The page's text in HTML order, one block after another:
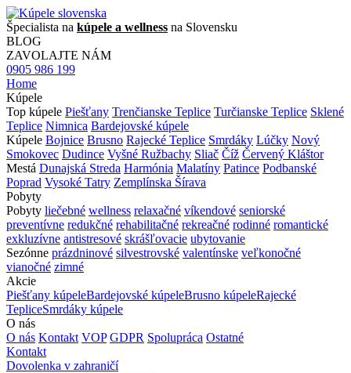
Špecialista na kúpele a wellness na Slovensku
BLOG
ZAVOLAJTE NÁM
0905 986 199
Home
Kúpele
Top kúpele Piešťany Trenčianske Teplice Turčianske Teplice Sklené
Teplice Nimnica Bardejovské kúpele
Kúpele Bojnice Brusno Rajecké Teplice Smrdáky Lúčky Nový
Smokovec Dudince Vyšné Ružbachy Sliač Číž Červený Kláštor
Mestá Dunajská Streda Harmónia Malatíny Patince Podbanské
Poprad Vysoké Tatry Zemplínska Šírava
Pobyty
Pobyty liečebné wellness relaxačné víkendové seniorské
preventívne redukčné rehabilitačné rekreačné rodinné romantické
exkluzívne antistresové skrášľovacie ubytovanie
Sezónne prázdninové silvestrovské valentínske veľkonočné
vianočné zimné
Akcie
Piešťany kúpeleBardejovské kúpeleBrusno kúpeleRajecké
TepliceSmrdáky kúpele
O nás
O nás Kontakt VOP GDPR Spolupráca Ostatné
Kontakt
Dovolenka v zahraničí